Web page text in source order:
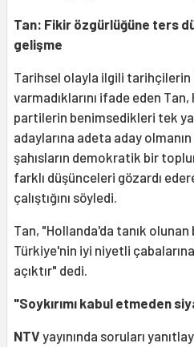
Tan: Fikir özgürlüğüne ters
gelişme
Tarihsel olayla ilgili tarihçilerin
varmadıklarını ifade eden
partilerin benimsedikleri tek
adaylarına adeta aday
şahısların demokratik bir
farklı düşünceleri gözardı
çalıştığını söyledi.
Tan, "Hollanda'da tanık
Türkiye'nin iyi niyetli
açıktır" dedi.
"Soykırımı kabul etmeden
NTV yayınında soruları